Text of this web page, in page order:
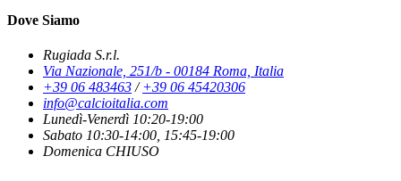
Dove Siamo
Rugiada S.r.l.
Via Nazionale, 251/b - 00184 Roma, Italia
+39 06 483463/+39 06 45420306
info@calcioitalia.com
Lunedì-Venerdì 10:20-19:00
Sabato 10:30-14:00, 15:45-19:00
Domenica CHIUSO